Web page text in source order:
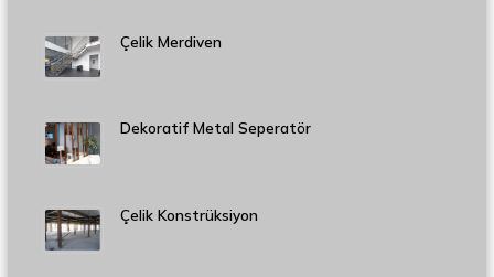
Çelik Merdiven
Dekoratif Metal Seperatör
Çelik Konstrüksiyon